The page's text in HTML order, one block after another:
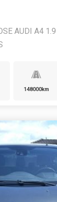
AUDI A4
148000km